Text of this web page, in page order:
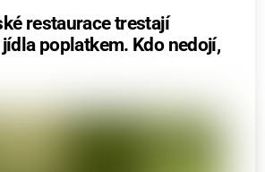
restaurace trestají
poplatkem. Kdo nedojí,